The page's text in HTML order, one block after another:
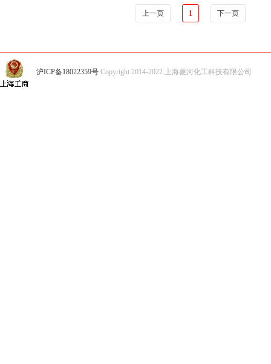
上一页 1 下一页
沪ICP备18022359号 Copyright 2014-2022 上海菱河化工科技有限公司